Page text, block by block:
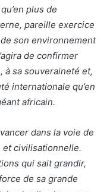
plus de
pareille exercice
son environnement
de confirmer
à sa souveraineté et,
internationale qu’en
africain.
dans la voie de
et civilisationnelle.
qui sait grandir,
de sa grande